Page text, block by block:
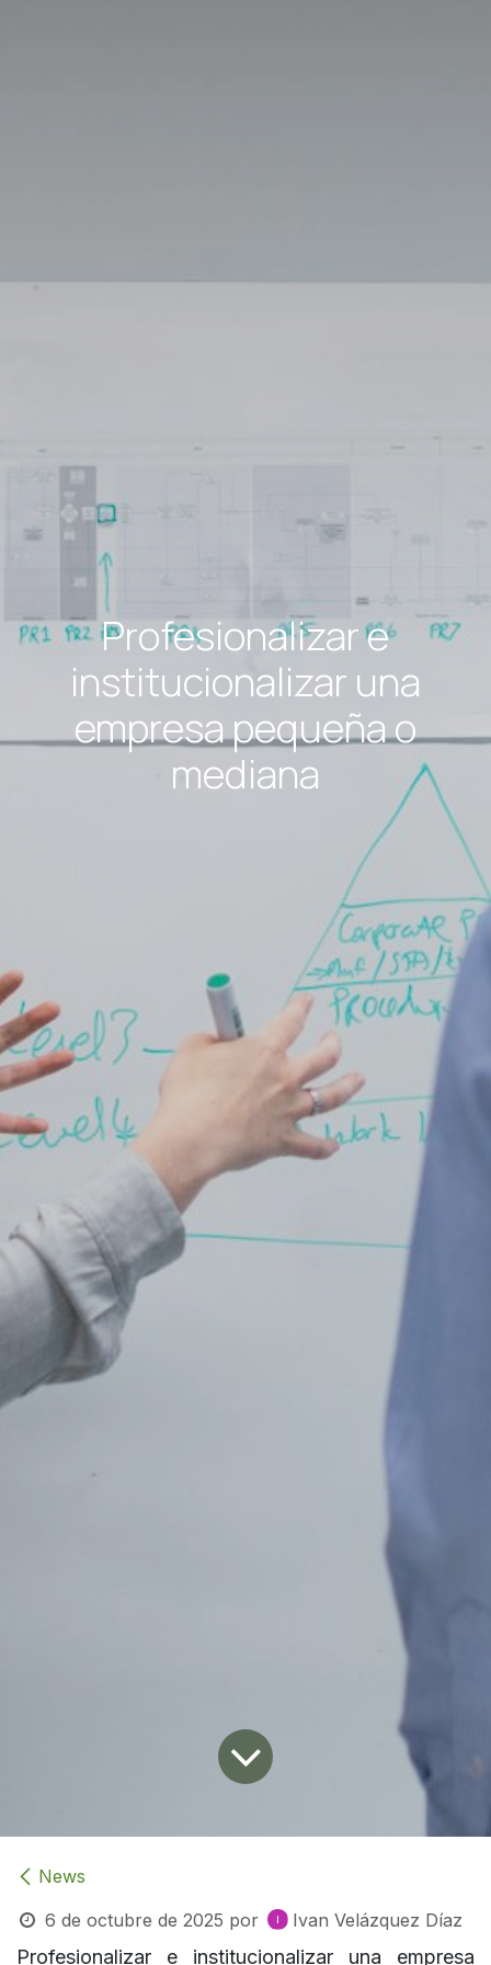
Profesionalizar e
institucionalizar una
empresa pequeña o
mediana
News
6 de octubre de 2025 por Ivan Velázquez Díaz
Profesionalizar e institucionalizar una empresa